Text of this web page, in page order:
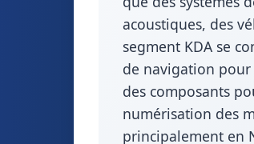
acoustiques, des
segment KDA se
de navigation
des composants
numérisation des
principalement en